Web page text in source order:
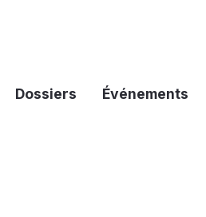
Dossiers Événements